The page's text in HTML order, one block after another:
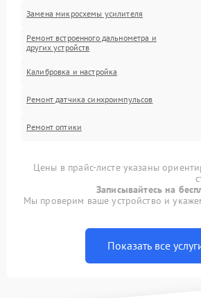
Замена микросхемы усилителя
Ремонт встроенного дальнометра и
других устройств
Калибровка и настройка
Ремонт датчика синхроимпульсов
Ремонт оптики
Цены в прайс-листе указаны
Записывайтесь на
Мы проверим ваше устройство и
Показать все